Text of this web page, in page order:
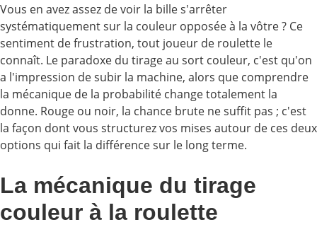
Vous en avez assez de voir la bille s'arrêter
systématiquement sur la couleur opposée à la vôtre ? Ce
sentiment de frustration, tout joueur de roulette le
connaît. Le paradoxe du tirage au sort couleur, c'est qu'on
a l'impression de subir la machine, alors que comprendre
la mécanique de la probabilité change totalement la
donne. Rouge ou noir, la chance brute ne suffit pas ; c'est
la façon dont vous structurez vos mises autour de ces deux
options qui fait la différence sur le long terme.
La mécanique du tirage
couleur à la roulette